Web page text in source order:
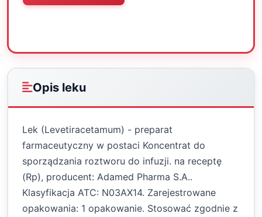
Opis leku
Lek (Levetiracetamum) - preparat
farmaceutyczny w postaci Koncentrat do
sporządzania roztworu do infuzji. na receptę
(Rp), producent: Adamed Pharma S.A..
Klasyfikacja ATC: N03AX14. Zarejestrowane
opakowania: 1 opakowanie. Stosować zgodnie z